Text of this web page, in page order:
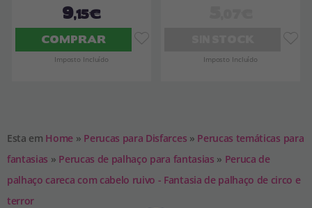
9,15€
COMPRAR
Imposto Incluído Imposto Incluído
Esta em Home » Perucas para Disfarces » Perucas temáticas para
fantasias » Perucas de palhaço para fantasias » Peruca de
palhaço careca com cabelo ruivo - Fantasia de palhaço de circo e
terror